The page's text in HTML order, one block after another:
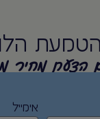
הצעת מחיר
אימייל